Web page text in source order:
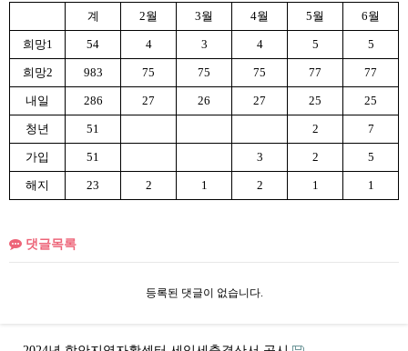
계 2월 3월 4월 5월 6월
희망1 54 4 3 4 5 5
희망2 983 75 75 75 77 77
내일 286 27 26 27 25 25
청년 51 2 7
가입 51 3 2 5
해지 23 2 1 2 1 1
댓글목록
등록된 댓글이 없습니다.